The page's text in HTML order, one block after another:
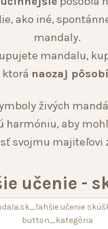
ako iné,
mandaly.
mandalu,
ktorá naozaj pôsobí
živých
harmóniu, aby
svojmu majiteľovi
učenie -